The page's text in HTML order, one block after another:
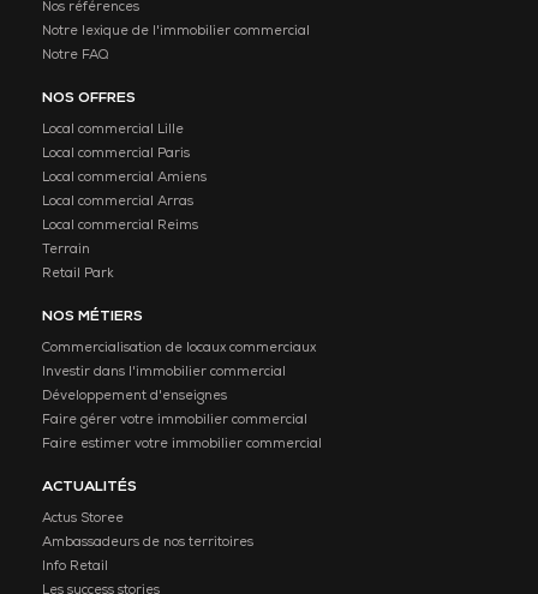
Nos références
Notre lexique de l'immobilier commercial
Notre FAQ
NOS OFFRES
Local commercial Lille
Local commercial Paris
Local commercial Amiens
Local commercial Arras
Local commercial Reims
Terrain
Retail Park
NOS MÉTIERS
Commercialisation de locaux commerciaux
Investir dans l'immobilier commercial
Développement d'enseignes
Faire gérer votre immobilier commercial
Faire estimer votre immobilier commercial
ACTUALITÉS
Actus Storee
Ambassadeurs de nos territoires
Info Retail
Les success stories